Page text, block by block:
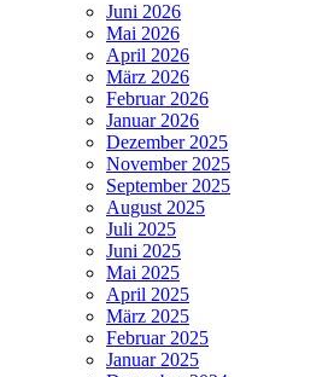
Juni 2026
Mai 2026
April 2026
März 2026
Februar 2026
Januar 2026
Dezember 2025
November 2025
September 2025
August 2025
Juli 2025
Juni 2025
Mai 2025
April 2025
März 2025
Februar 2025
Januar 2025